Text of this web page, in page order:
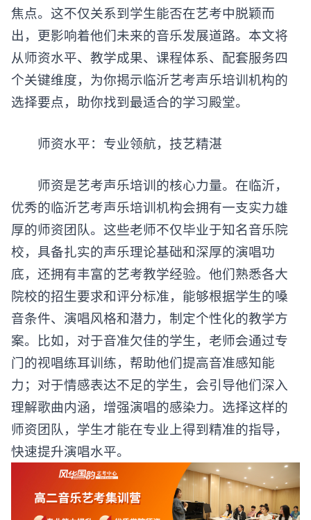
焦点。这不仅关系到学生能否在艺考中脱颖而
出，更影响着他们未来的音乐发展道路。本文将
从师资水平、教学成果、课程体系、配套服务四
个关键维度，为你揭示临沂艺考声乐培训机构的
选择要点，助你找到最适合的学习殿堂。
师资水平：专业领航，技艺精湛
师资是艺考声乐培训的核心力量。在临沂，
优秀的临沂艺考声乐培训机构会拥有一支实力雄
厚的师资团队。这些老师不仅毕业于知名音乐院
校，具备扎实的声乐理论基础和深厚的演唱功
底，还拥有丰富的艺考教学经验。他们熟悉各大
院校的招生要求和评分标准，能够根据学生的嗓
音条件、演唱风格和潜力，制定个性化的教学方
案。比如，对于音准欠佳的学生，老师会通过专
门的视唱练耳训练，帮助他们提高音准感知能
力；对于情感表达不足的学生，会引导他们深入
理解歌曲内涵，增强演唱的感染力。选择这样的
师资团队，学生才能在专业上得到精准的指导，
快速提升演唱水平。